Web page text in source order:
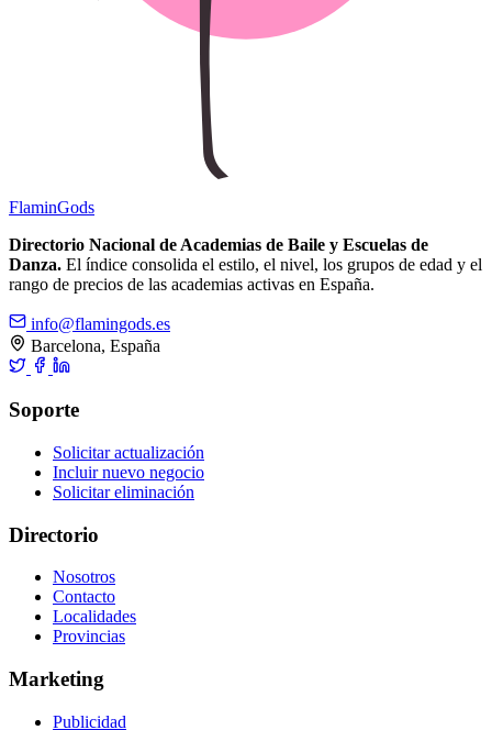
FlaminGods
Directorio Nacional de Academias de Baile y Escuelas de
Danza. El índice consolida el estilo, el nivel, los grupos de edad y el
rango de precios de las academias activas en España.
info@flamingods.es
Barcelona, España
Soporte
Solicitar actualización
Incluir nuevo negocio
Solicitar eliminación
Directorio
Nosotros
Contacto
Localidades
Provincias
Marketing
Publicidad